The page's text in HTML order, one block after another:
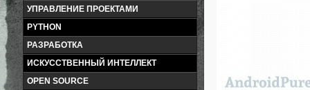
УПРАВЛЕНИЕ ПРОЕКТАМИ
PYTHON
РАЗРАБОТКА
ИСКУССТВЕННЫЙ ИНТЕЛЛЕКТ
OPEN SOURCE